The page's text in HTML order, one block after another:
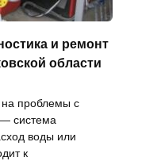
и ремонт
области
на проблемы с
— система
воды или
к